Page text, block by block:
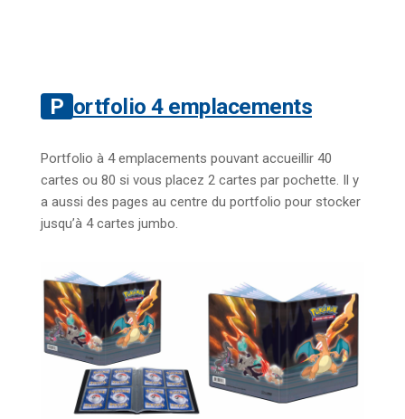
Portfolio 4 emplacements
Portfolio à 4 emplacements pouvant accueillir 40
cartes ou 80 si vous placez 2 cartes par pochette. Il y
a aussi des pages au centre du portfolio pour stocker
jusqu’à 4 cartes jumbo.